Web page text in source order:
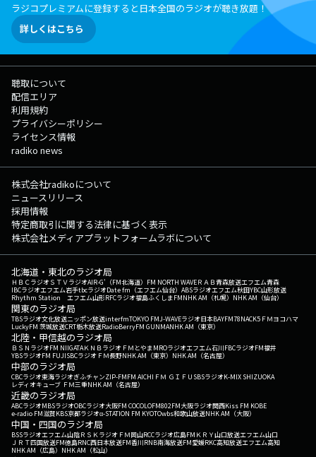
ラジコプレミアムに登録すると日本全国のラジオが聴き放題！
詳しくはこちら
聴取について
配信エリア
利用規約
プライバシーポリシー
ライセンス情報
radiko news
株式会社radikoについて
ニュースリリース
採用情報
特定商取引に関する法律に基づく表示
株式会社メディアプラットフォームラボについて
北海道・東北のラジオ局
ＨＢＣラジオＳＴＶラジオAIR-G'（FM北海道） FM NORTH WAVEＲＡＢ青森放送エフエム青森
IBCラジオエフエム岩手tbcラジオDate fm（エフエム仙台） ABSラジオエフエム秋田YBC山形放送
Rhythm Station エフエム山形RFCラジオ福島ふくしまFMNHK AM（札幌） NHK AM（仙台）
関東のラジオ局
TBSラジオ文化放送ニッポン放送interfmTOKYO FMJ-WAVEラジオ日本BAYFM78NACK5 ＦＭヨコハマ
LuckyFM 茨城放送CRT栃木放送RadioBerryFM GUNMANHK AM（東京）
北陸・甲信越のラジオ局
ＢＳＮラジオFM NIIGATAＫＮＢラジオ ＦＭとやまMROラジオエフエム石川FBCラジオFM福井
YBSラジオFM FUJISBCラジオ ＦＭ長野NHK AM（東京） NHK AM（名古屋）
中部のラジオ局
CBCラジオ東海ラジオぎふチャンZIP-FMFM AICHI ＦＭ ＧＩＦＵ SBSラジオK-MIX SHIZUOKA
レディオキューブ ＦＭ三重NHK AM（名古屋）
近畿のラジオ局
ABCラジオMBSラジオOBCラジオ大阪FM COCOLOFM802FM大阪ラジオ関西Kiss FM KOBE
e-radio FM滋賀KBS京都ラジオα-STATION FM KYOTOwbs和歌山放送NHK AM（大阪）
中国・四国のラジオ局
BSSラジオエフエム山陰ＲＳＫラジオ ＦＭ岡山RCCラジオ広島FM ＫＲＹ山口放送エフエム山口
ＪＲＴ四国放送FM徳島RNC西日本放送FM香川RNB南海放送FM愛媛RKC高知放送エフエム高知
NHK AM（広島） NHK AM（松山）